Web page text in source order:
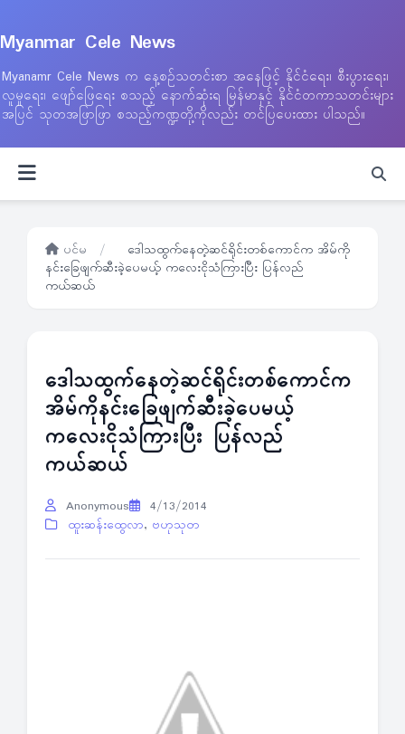
Myanmar Cele News
Myanamr Cele News က နေ့စဉ်သတင်းစာ အနေဖြင့် နိုင်ငံရေး၊ စီးပွားရေး၊
လူမှုရေး၊ ဖျော်ဖြေရေး စသည့် နောက်ဆုံးရ မြန်မာနှင့် နိုင်ငံတကာသတင်းများ
အပြင် သုတအဖြာဖြာ စသည့်ကဏ္ဍတို့ကိုလည်း တင်ပြပေးထား ပါသည်။
ပင်မ /
ဒေါသထွက်နေတဲ့ဆင်ရိုင်းတစ်ကောင်က အိမ်ကို
နင်းခြေဖျက်ဆီးခဲ့ပေမယ့် ကလေးငိုသံကြားပြီး ပြန်လည်
ကယ်ဆယ်
ဒေါသထွက်နေတဲ့ဆင်ရိုင်းတစ်ကောင်က
အိမ်ကိုနင်းခြေဖျက်ဆီးခဲ့ပေမယ့်
ကလေးငိုသံကြားပြီး ပြန်လည်
ကယ်ဆယ်
Anonymous
4/13/2014
ထူးဆန်းထွေလာ, ဗဟုသုတ